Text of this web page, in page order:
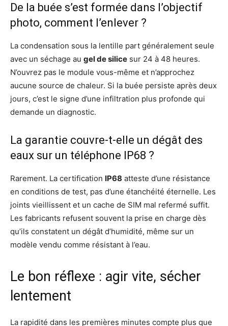
De la buée s’est formée dans l’objectif
photo, comment l’enlever ?
La condensation sous la lentille part généralement seule
avec un séchage au gel de silice sur 24 à 48 heures.
N’ouvrez pas le module vous-même et n’approchez
aucune source de chaleur. Si la buée persiste après deux
jours, c’est le signe d’une infiltration plus profonde qui
demande un diagnostic.
La garantie couvre-t-elle un dégât des
eaux sur un téléphone IP68 ?
Rarement. La certification IP68 atteste d’une résistance
en conditions de test, pas d’une étanchéité éternelle. Les
joints vieillissent et un cache de SIM mal refermé suffit.
Les fabricants refusent souvent la prise en charge dès
qu’ils constatent un dégât d’humidité, même sur un
modèle vendu comme résistant à l’eau.
Le bon réflexe : agir vite, sécher
lentement
La rapidité dans les premières minutes compte plus que